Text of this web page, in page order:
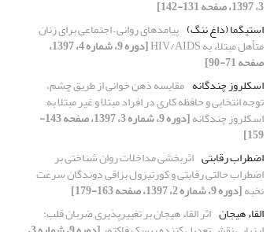
3، 1397، صفحه 131-142]
استیگما (داغ ننگ) پیامدهای روانی – اجتماعی برای زنان
متأهل مبتلاء به HIV/AIDS [دوره 9، شماره 4، 1397،
صفحه 71-90]
اسکلروز چندگانه مقایسه ذهن خوانی از طریق چشم،
توجه انتخابی و حافظه کاری در افراد مبتلا و غیر مبتلا به
اسکلروز چندگانه [دوره 9، شماره 3، 1397، صفحه 143-
159]
اضطراب رقابتی اثربخشی مداخلات روان شناختی بر
اضطراب حالتی رقابتی و کورتیزول بزاقی دوندگان سرعت
نخبه[دوره 9، شماره 2، 1397، صفحه 163-179]
القاء هیجان اثر القاء هیجان بر تغییرپذیری ضربان قلب؛